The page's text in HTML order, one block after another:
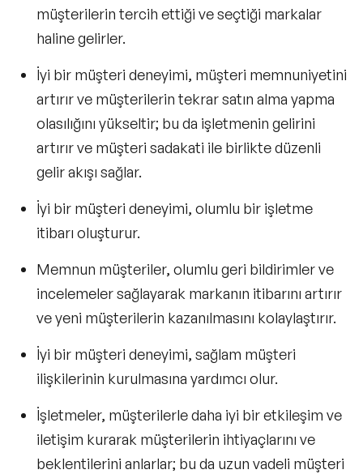
müşterilerin tercih ettiği ve seçtiği markalar
haline gelirler.
İyi bir müşteri deneyimi, müşteri memnuniyetini
artırır ve müşterilerin tekrar satın alma yapma
olasılığını yükseltir; bu da işletmenin gelirini
artırır ve müşteri sadakati ile birlikte düzenli
gelir akışı sağlar.
İyi bir müşteri deneyimi, olumlu bir işletme
itibarı oluşturur.
Memnun müşteriler, olumlu geri bildirimler ve
incelemeler sağlayarak markanın itibarını artırır
ve yeni müşterilerin kazanılmasını kolaylaştırır.
İyi bir müşteri deneyimi, sağlam müşteri
ilişkilerinin kurulmasına yardımcı olur.
İşletmeler, müşterilerle daha iyi bir etkileşim ve
iletişim kurarak müşterilerin ihtiyaçlarını ve
beklentilerini anlarlar; bu da uzun vadeli müşteri